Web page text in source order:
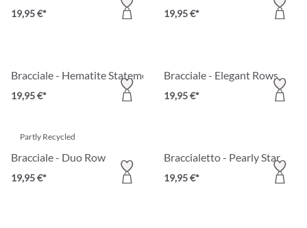
19,95 €* 19,95 €*
Bracciale - Hematite Statement
19,95 €*
Bracciale - Elegant Rows
19,95 €*
Partly Recycled
Bracciale - Duo Row
19,95 €*
Braccialetto - Pearly Star
19,95 €*